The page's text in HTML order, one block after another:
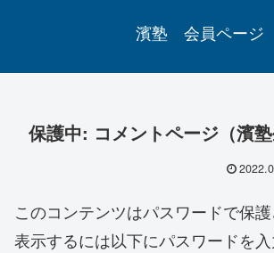
濱塾 会員ページ
保護中: コメントページ（濱塾
このコンテンツはパスワードで保護
表示するには以下にパスワードを